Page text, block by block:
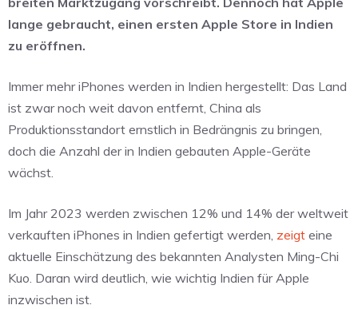
lange gebraucht, einen ersten Apple Store in Indien
zu eröffnen.
Immer mehr iPhones werden in Indien hergestellt: Das Land
ist zwar noch weit davon entfernt, China als
Produktionsstandort ernstlich in Bedrängnis zu bringen,
doch die Anzahl der in Indien gebauten Apple-Geräte
wächst.
Im Jahr 2023 werden zwischen 12% und 14% der weltweit
verkauften iPhones in Indien gefertigt werden, zeigt eine
aktuelle Einschätzung des bekannten Analysten Ming-Chi
Kuo. Daran wird deutlich, wie wichtig Indien für Apple
inzwischen ist.